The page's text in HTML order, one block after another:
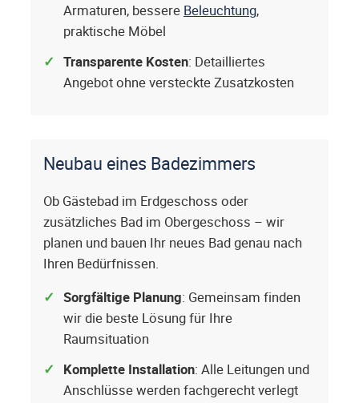
Armaturen, bessere Beleuchtung,
praktische Möbel
Transparente Kosten: Detailliertes
Angebot ohne versteckte Zusatzkosten
Neubau eines Badezimmers
Ob Gästebad im Erdgeschoss oder
zusätzliches Bad im Obergeschoss – wir
planen und bauen Ihr neues Bad genau nach
Ihren Bedürfnissen.
Sorgfältige Planung: Gemeinsam finden
wir die beste Lösung für Ihre
Raumsituation
Komplette Installation: Alle Leitungen und
Anschlüsse werden fachgerecht verlegt